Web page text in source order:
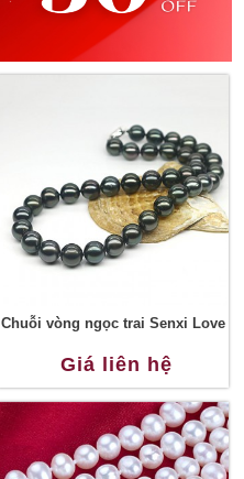
Chuỗi vòng ngọc trai Senxi Love
Giá liên hệ